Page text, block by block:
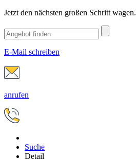
Jetzt den nächsten großen Schritt wagen.
E-Mail schreiben
anrufen
Suche
Detail